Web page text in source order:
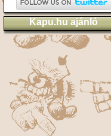
Kapu.hu ajánló